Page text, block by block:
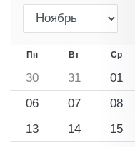
Пн Вт Ср
30 31 01
06
07 08
13
14 15